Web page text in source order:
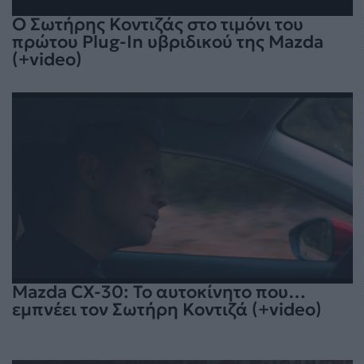
Ο Σωτήρης Κοντιζάς στο τιμόνι του
πρώτου Plug-In υβριδικού της Mazda
(+video)
Mazda CX-30: Το αυτοκίνητο που…
εμπνέει τον Σωτήρη Κοντιζά (+video)